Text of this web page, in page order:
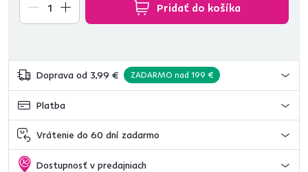
Pridať do košíka
Doprava od 3,99 € ZADARMO nad 199 €
Platba
Vrátenie do 60 dní zadarmo
Dostupnosť v predajniach